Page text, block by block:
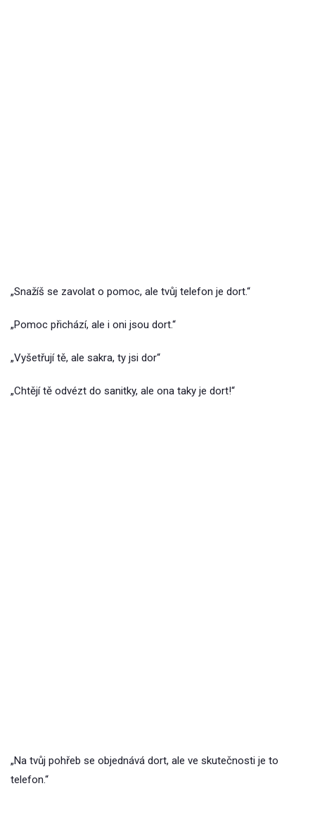
„Snažíš se zavolat o pomoc, ale tvůj telefon je dort.“
„Pomoc přichází, ale i oni jsou dort.“
„Vyšetřují tě, ale sakra, ty jsi dor“
„Chtějí tě odvézt do sanitky, ale ona taky je dort!“
„Na tvůj pohřeb se objednává dort, ale ve skutečnosti je to
telefon.“